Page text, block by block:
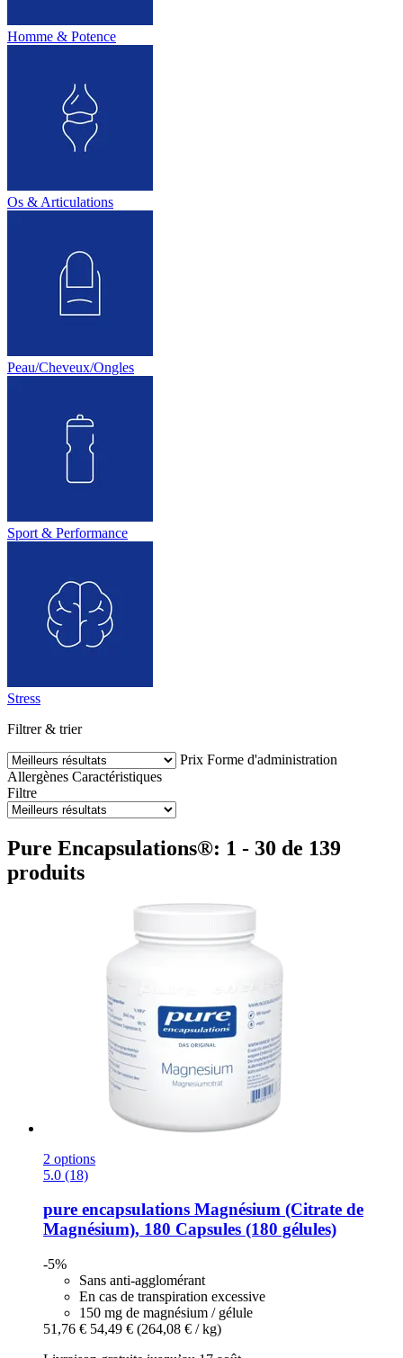
Homme & Potence
Os & Articulations
Peau/Cheveux/Ongles
Sport & Performance
Stress
Filtrer & trier
Prix Forme d'administration
Allergènes Caractéristiques
Filtre
Pure Encapsulations®: 1 - 30 de 139
produits
2 options
5.0 (18)
pure encapsulations Magnésium (Citrate de
Magnésium), 180 Capsules (180 gélules)
-5%
Sans anti-agglomérant
En cas de transpiration excessive
150 mg de magnésium / gélule
51,76 € 54,49 € (264,08 € / kg)